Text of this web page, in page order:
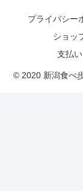
プライバシー
ショッ
支払い
© 2020 新潟食べ